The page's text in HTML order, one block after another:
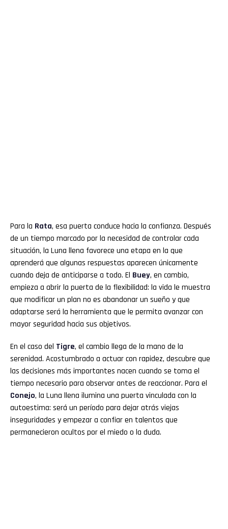
Para la Rata, esa puerta conduce hacia la confianza. Después
de un tiempo marcado por la necesidad de controlar cada
situación, la Luna llena favorece una etapa en la que
aprenderá que algunas respuestas aparecen únicamente
cuando deja de anticiparse a todo. El Buey, en cambio,
empieza a abrir la puerta de la flexibilidad: la vida le muestra
que modificar un plan no es abandonar un sueño y que
adaptarse será la herramienta que le permita avanzar con
mayor seguridad hacia sus objetivos.
En el caso del Tigre, el cambio llega de la mano de la
serenidad. Acostumbrado a actuar con rapidez, descubre que
las decisiones más importantes nacen cuando se toma el
tiempo necesario para observar antes de reaccionar. Para el
Conejo, la Luna llena ilumina una puerta vinculada con la
autoestima: será un período para dejar atrás viejas
inseguridades y empezar a confiar en talentos que
permanecieron ocultos por el miedo o la duda.